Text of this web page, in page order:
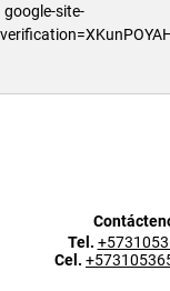
google-site-
Tel.
Cel.